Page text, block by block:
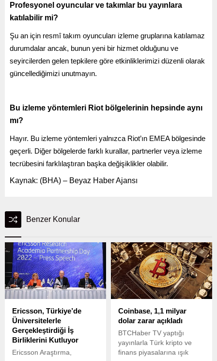
Profesyonel oyuncular ve takımlar bu yayınlara
katılabilir mi?
Şu an için resmî takım oyuncuları izleme gruplarına katılamaz
durumdalar ancak, bunun yeni bir hizmet olduğunu ve
seyircilerden gelen tepkilere göre etkinliklerimizi düzenli olarak
güncellediğimizi unutmayın.
Bu izleme yöntemleri Riot bölgelerinin hepsinde aynı
mı?
Hayır. Bu izleme yöntemleri yalnızca Riot’ın EMEA bölgesinde
geçerli. Diğer bölgelerde farklı kurallar, partnerler veya izleme
tecrübesini farklılaştıran başka değişiklikler olabilir.
Kaynak: (BHA) – Beyaz Haber Ajansı
Benzer Konular
Ericsson, Türkiye’de
Üniversitelerle
Gerçekleştirdiği İş
Birliklerini Kutluyor
Ericsson Araştırma,
Coinbase, 1,1 milyar
dolar zarar açıkladı
BTCHaber TV yaptığı
yayınlarla Türk kripto ve
finans piyasalarına ışık